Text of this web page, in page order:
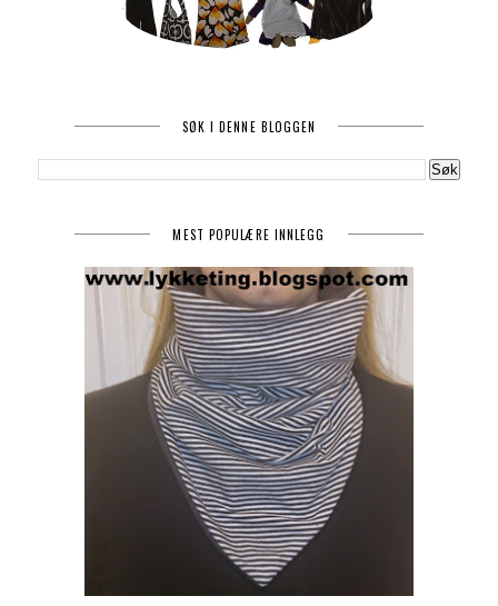
SØK I DENNE BLOGGEN
MEST POPULÆRE INNLEGG